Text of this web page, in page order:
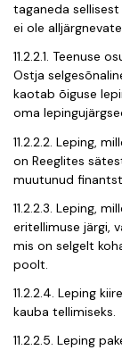
taganeda
ei ole
11.2.2.1. Teenuse
Ostja
kaotab õiguse
oma
11.2.2.2. Leping,
on Reeglites
muutunud
11.2.2.3. Leping,
eritellimuse järgi,
mis on selgelt
poolt.
11.2.2.4. Leping
kauba tellimiseks.
11.2.2.5. Leping